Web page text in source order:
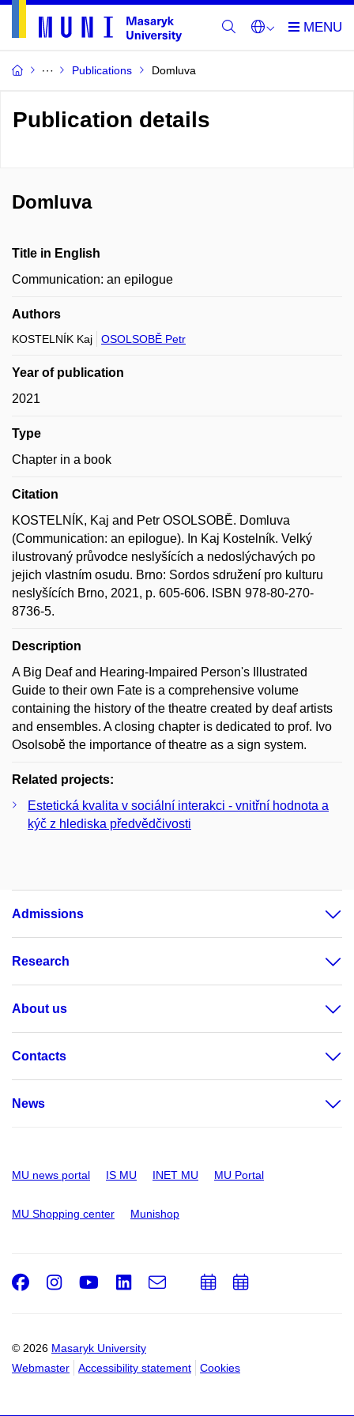
Publications Domluva
Publication details
Domluva
Title in English
Communication: an epilogue
Authors
KOSTELNÍK Kaj OSOLSOBĚ Petr
Year of publication
2021
Type
Chapter in a book
Citation
KOSTELNÍK, Kaj and Petr OSOLSOBĚ. Domluva
(Communication: an epilogue). In Kaj Kostelník. Velký
ilustrovaný průvodce neslyšících a nedoslýchavých po
jejich vlastním osudu. Brno: Sordos sdružení pro kulturu
neslyšících Brno, 2021, p. 605-606. ISBN 978-80-270-
8736-5.
Description
A Big Deaf and Hearing-Impaired Person's Illustrated
Guide to their own Fate is a comprehensive volume
containing the history of the theatre created by deaf artists
and ensembles. A closing chapter is dedicated to prof. Ivo
Osolsobě the importance of theatre as a sign system.
Related projects:
Estetická kvalita v sociální interakci - vnitřní hodnota a
kýč z hlediska předvědčivosti
Admissions
Research
About us
Contacts
News
MU news portal IS MU INET MU MU Portal
MU Shopping center Munishop
© 2026 Masaryk University
Webmaster
Accessibility statement Cookies
Facebook
Instagram
Youtube
LinkedIn
e-
AddAdd